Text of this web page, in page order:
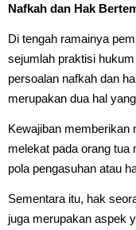
Nafkah dan Hak
Di tengah ramainya
sejumlah praktisi
persoalan nafkah dan
merupakan dua hal
Kewajiban memberikan
melekat pada orang tua
pola pengasuhan atau
Sementara itu, hak
juga merupakan aspek